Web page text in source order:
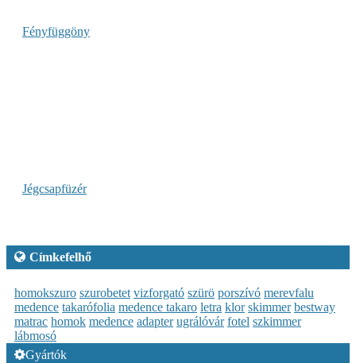
Fényfüggöny
Jégcsapfüzér
Címkefelhő
homokszuro szurobetet vizforgató szürö porszívó merevfalu
medence takarófolia medence takaro letra klor skimmer bestway
matrac homok medence adapter ugrálóvár fotel szkimmer
lábmosó
Gyártók